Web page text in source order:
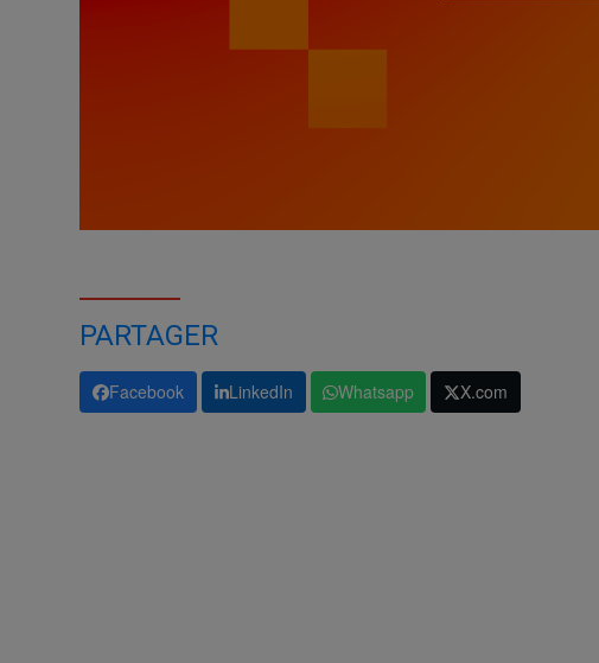
PARTAGER
Facebook LinkedIn Whatsapp X.com